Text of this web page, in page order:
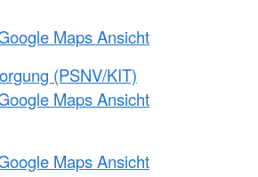
Maps Ansicht
(PSNV/KIT)
Maps Ansicht
Maps Ansicht